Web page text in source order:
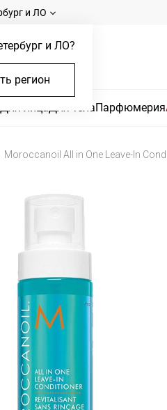
и ЛО
и ЛО?
регион
Для лицаДля телаПарфюмерия
Moroccanoil All in One Leave-In